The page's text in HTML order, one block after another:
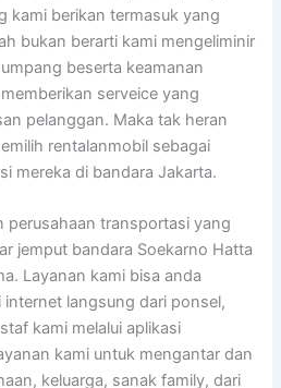
kami berikan termasuk yang
bukan berarti kami mengeliminir
beserta keamanan
serveice yang
pelanggan. Maka tak heran
rentalanmobil sebagai
mereka di bandara Jakarta.
perusahaan transportasi yang
jemput bandara Soekarno Hatta
Layanan kami bisa anda
langsung dari ponsel,
kami melalui aplikasi
kami untuk mengantar dan
keluarga, sanak family, dari